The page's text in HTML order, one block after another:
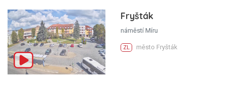
Fryšták
náměstí Míru
ZL město Fryšták